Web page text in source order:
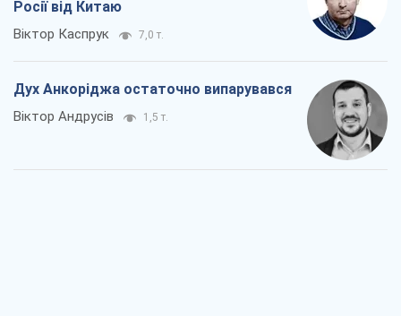
Росії від Китаю
Віктор Каспрук 7,0 т.
Дух Анкоріджа остаточно випарувався
Віктор Андрусів 1,5 т.